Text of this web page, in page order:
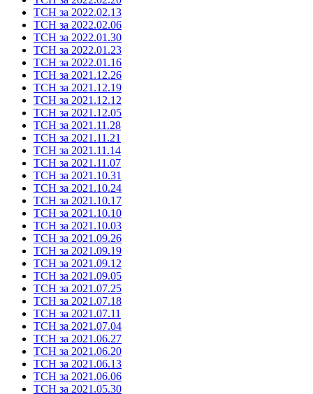
ТСН за 2022.02.13
ТСН за 2022.02.06
ТСН за 2022.01.30
ТСН за 2022.01.23
ТСН за 2022.01.16
ТСН за 2021.12.26
ТСН за 2021.12.19
ТСН за 2021.12.12
ТСН за 2021.12.05
ТСН за 2021.11.28
ТСН за 2021.11.21
ТСН за 2021.11.14
ТСН за 2021.11.07
ТСН за 2021.10.31
ТСН за 2021.10.24
ТСН за 2021.10.17
ТСН за 2021.10.10
ТСН за 2021.10.03
ТСН за 2021.09.26
ТСН за 2021.09.19
ТСН за 2021.09.12
ТСН за 2021.09.05
ТСН за 2021.07.25
ТСН за 2021.07.18
ТСН за 2021.07.11
ТСН за 2021.07.04
ТСН за 2021.06.27
ТСН за 2021.06.20
ТСН за 2021.06.13
ТСН за 2021.06.06
ТСН за 2021.05.30